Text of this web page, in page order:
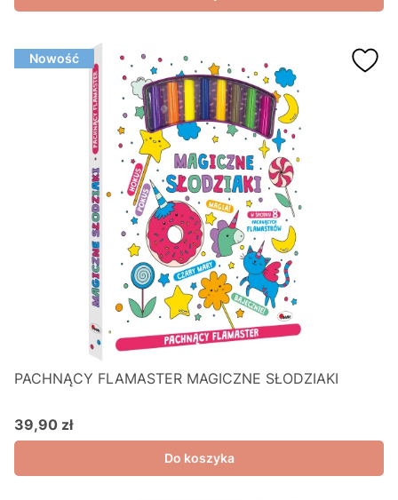
Nowość
PACHNĄCY FLAMASTER MAGICZNE SŁODZIAKI
Cena
39,90 zł
Do koszyka